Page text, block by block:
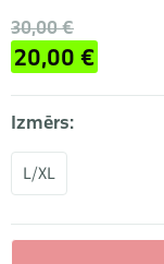
30,00 €
20,00 €
Izmērs:
L/XL